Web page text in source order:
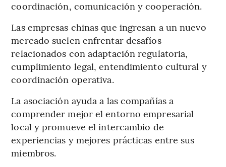
coordinación, comunicación y cooperación.
Las empresas chinas que ingresan a un nuevo
mercado suelen enfrentar desafíos
relacionados con adaptación regulatoria,
cumplimiento legal, entendimiento cultural y
coordinación operativa.
La asociación ayuda a las compañías a
comprender mejor el entorno empresarial
local y promueve el intercambio de
experiencias y mejores prácticas entre sus
miembros.